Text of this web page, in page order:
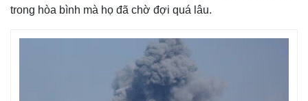
trong hòa bình mà họ đã chờ đợi quá lâu.